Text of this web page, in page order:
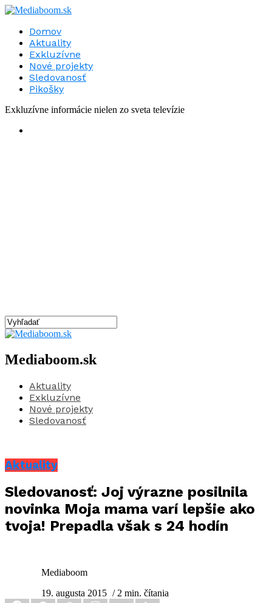
Domov
Aktuality
Exkluzívne
Nové projekty
Sledovanosť
Pikošky
Exkluzívne informácie nielen zo sveta televízie
Mediaboom.sk
Aktuality
Exkluzívne
Nové projekty
Sledovanosť
Aktuality
Sledovanosť: Joj výrazne posilnila
novinka Moja mama varí lepšie ako
tvoja! Prepadla však s 24 hodín
Mediaboom
19. augusta 2015 / 2 min. čítania